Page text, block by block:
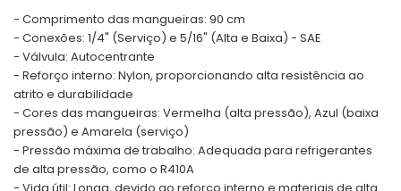
- Comprimento das mangueiras: 90 cm
- Conexões: 1/4" (Serviço) e 5/16" (Alta e Baixa) - SAE
- Válvula: Autocentrante
- Reforço interno: Nylon, proporcionando alta resistência ao
atrito e durabilidade
- Cores das mangueiras: Vermelha (alta pressão), Azul (baixa
pressão) e Amarela (serviço)
- Pressão máxima de trabalho: Adequada para refrigerantes
de alta pressão, como o R410A